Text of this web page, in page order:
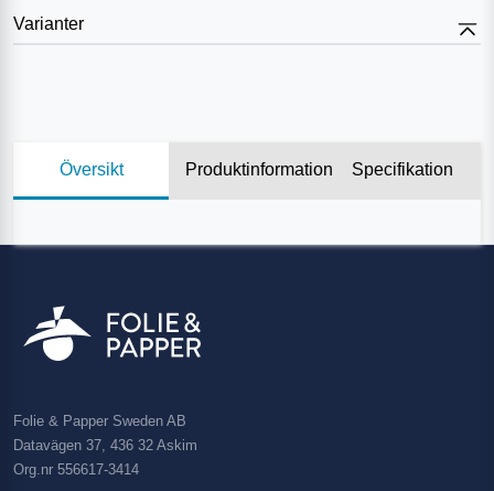
Varianter
Översikt Produktinformation Specifikation
Folie & Papper Sweden AB
Datavägen 37, 436 32 Askim
Org.nr 556617-3414